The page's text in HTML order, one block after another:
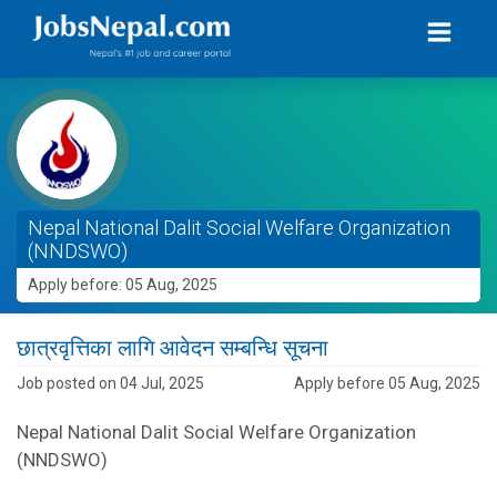
Nepal National Dalit Social Welfare Organization
(NNDSWO)
Apply before: 05 Aug, 2025
छात्रवृत्तिका लागि आवेदन सम्बन्धि सूचना
Job posted on 04 Jul, 2025 Apply before 05 Aug, 2025
Nepal National Dalit Social Welfare Organization
(NNDSWO)